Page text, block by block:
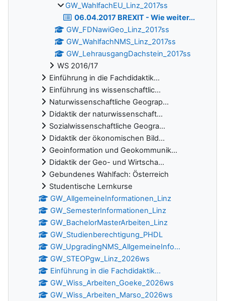
GW_WahlfachEU_Linz_2017ss
06.04.2017 BREXIT - Wie weiter...
GW_FDNawiGeo_Linz_2017ss
GW_WahlfachNMS_Linz_2017ss
GW_LehrausgangDachstein_2017ss
WS 2016/17
Einführung in die Fachdidaktik...
Einführung ins wissenschaftlic...
Naturwissenschaftliche Geograp...
Didaktik der naturwissenschaft...
Sozialwissenschaftliche Geogra...
Didaktik der ökonomischen Bild...
Geoinformation und Geokommunik...
Didaktik der Geo- und Wirtscha...
Gebundenes Wahlfach: Österreich
Studentische Lernkurse
GW_AllgemeineInformationen_Linz
GW_SemesterInformationen_Linz
GW_BachelorMasterArbeiten_Linz
GW_Studienberechtigung_PHDL
GW_UpgradingNMS_AllgemeineInfo...
GW_STEOPgw_Linz_2026ws
Einführung in die Fachdidaktik...
GW_Wiss_Arbeiten_Goeke_2026ws
GW_Wiss_Arbeiten_Marso_2026ws